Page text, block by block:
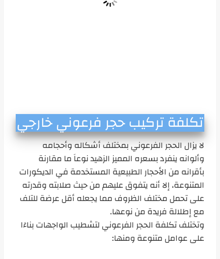
تكلفة تركيب حجر فرعوني خارجي
لا يزال الحجر الفرعوني بمختلف أشكاله وأحجامه
وألوانه ينفرد بسعره المميز الزهيد نوعاَ ما مقارنة
بأقرانه من الأحجار الطبيعية المستخدمة في الديكورات
المتنوعة، إلا أنه يتفوق عليهم من حيث صلابته وقدرته
على تحمل مختلف الظروف مما يجعله أقل عرضة للتلف
مع إطلالة فريدة من نوعها.
وتختلف تكلفة الحجر الفرعوني لتشطيب الواجهات بناءَا
على عوامل متنوعة ومنها: